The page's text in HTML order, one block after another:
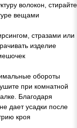
волокон, стирайте
вещами
стразами или
изделие
обороты
при комнатной
Благодаря
дает усадки после
кроя